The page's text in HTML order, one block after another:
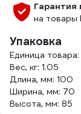
Гарантия
на
Упаковка
Единица
Вес, кг: 1.05
Длина, мм: 100
Ширина, мм: 70
Высота, мм: 85